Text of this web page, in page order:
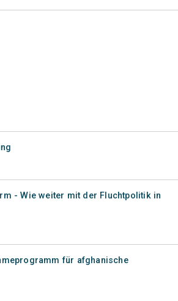
- Wie weiter mit der Fluchtpolitik in
für afghanische